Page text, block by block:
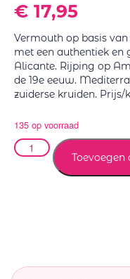
€ 17,95
Vermouth op basis
met een authentiek en
Alicante. Rijping op
de 19e eeuw.
zuiderse kruiden.
135 op voorraad